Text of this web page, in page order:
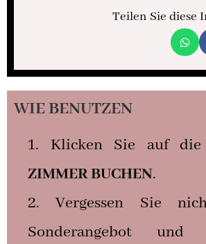
Teilen Sie diese
WIE BENUTZEN
Klicken Sie auf die
ZIMMER BUCHEN.
Vergessen Sie
Sonderangebot